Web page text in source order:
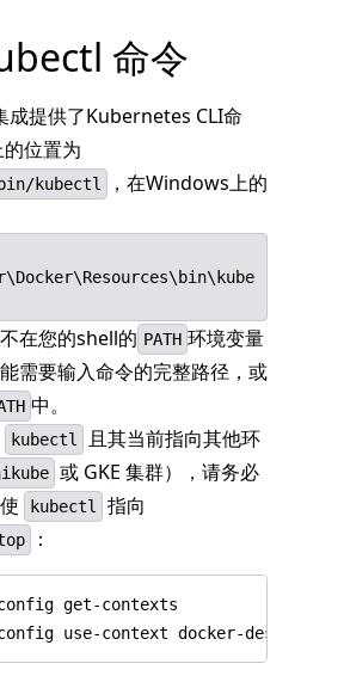
命令
提供了Kubernetes CLI命
位置为
kubectl
，在Windows上的
在您的shell的 PATH 环境变量
需要输入命令的完整路径，或
中。
kubectl
且其当前指向其他环
或 GKE 集群），请务必
kubectl 指向
：